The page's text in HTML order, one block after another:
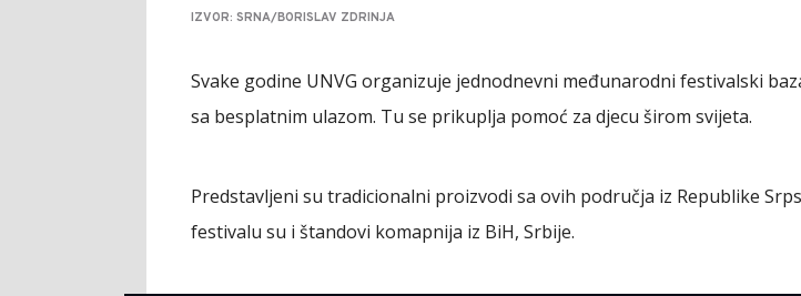
IZVOR: SRNA/BORISLAV ZDRINJA
Svake godine UNVG organizuje jednodnevni međunarodni festivalski
sa besplatnim ulazom. Tu se prikuplja pomoć za djecu širom svijeta.
Predstavljeni su tradicionalni proizvodi sa ovih područja iz Republike
festivalu su i štandovi komapnija iz BiH, Srbije.